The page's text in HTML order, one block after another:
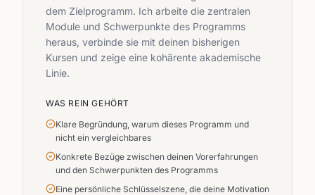
dem Zielprogramm. Ich arbeite die zentralen
Module und Schwerpunkte des Programms
heraus, verbinde sie mit deinen bisherigen
Kursen und zeige eine kohärente akademische
Linie.
WAS REIN GEHÖRT
Klare Begründung, warum dieses Programm und
nicht ein vergleichbares
Konkrete Bezüge zwischen deinen Vorerfahrungen
und den Schwerpunkten des Programms
Eine persönliche Schlüsselszene, die deine Motivation